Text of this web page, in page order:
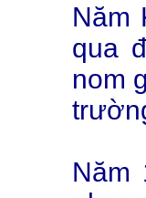
Năm
qua
nom
Năm